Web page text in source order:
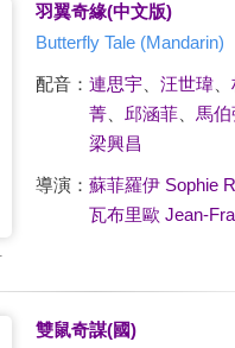
羽翼奇緣(中文版)
Butterfly Tale (Mandarin)
配音： 連思宇、 汪世瑋、
菁、 邱涵菲、 馬伯
梁興昌
導演： 蘇菲羅伊 Sophie
瓦布里歐 Jean-
雙鼠奇謀(國)